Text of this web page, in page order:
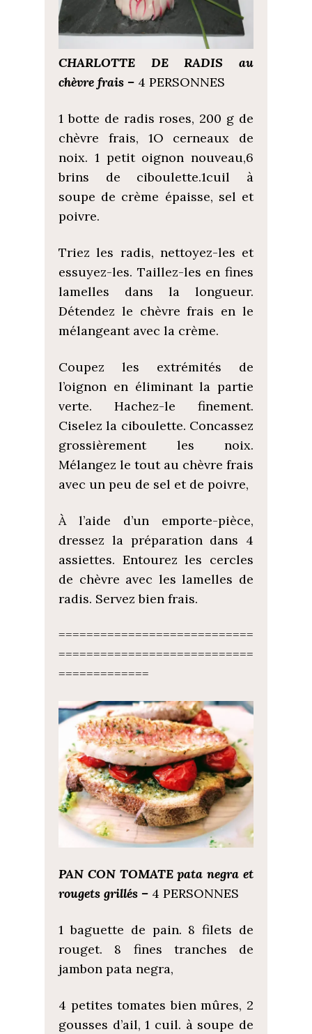
CHARLOTTE DE RADIS au
chèvre frais – 4 PERSONNES
1 botte de radis roses, 200 g de
chèvre frais, 1O cerneaux de
noix. 1 petit oignon nouveau,6
brins de ciboulette.1cuil à
soupe de crème épaisse, sel et
poivre.
Triez les radis, nettoyez-les et
essuyez-les. Taillez-les en fines
lamelles dans la longueur.
Détendez le chèvre frais en le
mélangeant avec la crème.
Coupez les extrémités de
l’oignon en éliminant la partie
verte. Hachez-le finement.
Ciselez la ciboulette. Concassez
grossièrement les noix.
Mélangez le tout au chèvre frais
avec un peu de sel et de poivre,
À l’aide d’un emporte-pièce,
dressez la préparation dans 4
assiettes. Entourez les cercles
de chèvre avec les lamelles de
radis. Servez bien frais.
============================
============================
=============
PAN CON TOMATE pata negra et
rougets grillés – 4 PERSONNES
1 baguette de pain. 8 filets de
rouget. 8 fines tranches de
jambon pata negra,
4 petites tomates bien mûres, 2
gousses d’ail, 1 cuil. à soupe de